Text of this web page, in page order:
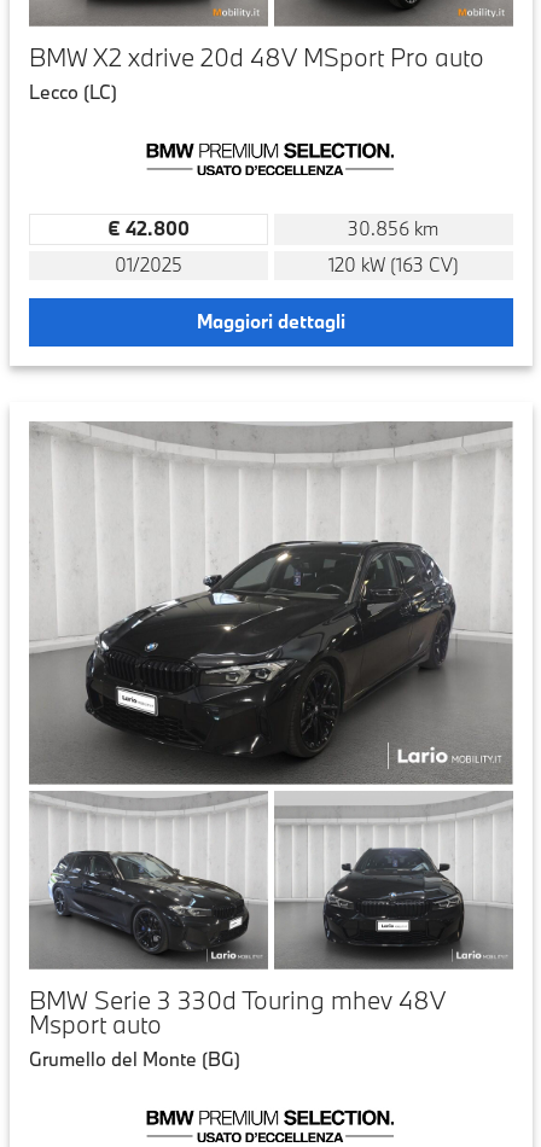
BMW X2 xdrive 20d 48V MSport Pro auto
Lecco (LC)
€ 42.800
30.856 km
01/2025
120 kW (163 CV)
Maggiori dettagli
BMW Serie 3 330d Touring mhev 48V
Msport auto
Grumello del Monte (BG)